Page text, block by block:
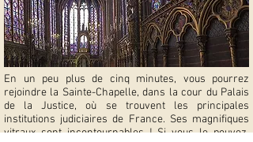
En un peu plus de cinq minutes, vous pourrez
rejoindre la Sainte-Chapelle, dans la cour du Palais
de la Justice, où se trouvent les principales
institutions judiciaires de France. Ses magnifiques
vitraux sont incontournables ! Si vous le pouvez,